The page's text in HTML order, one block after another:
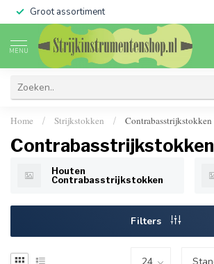
Groot assortiment
MENU
Home / Strijkstokken / Contrabasstrijkstokken
Contrabasstrijkstokken
Houten
Contrabasstrijkstokken
Filters